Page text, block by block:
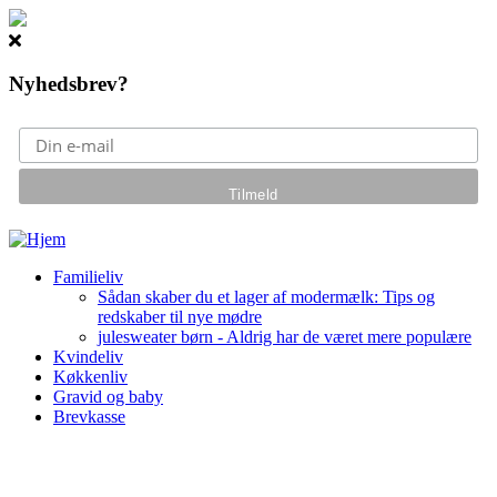
Nyhedsbrev?
Gå til hovedindhold
Familieliv
Sådan skaber du et lager af modermælk: Tips og
redskaber til nye mødre
julesweater børn - Aldrig har de været mere populære
Kvindeliv
Køkkenliv
Gravid og baby
Brevkasse